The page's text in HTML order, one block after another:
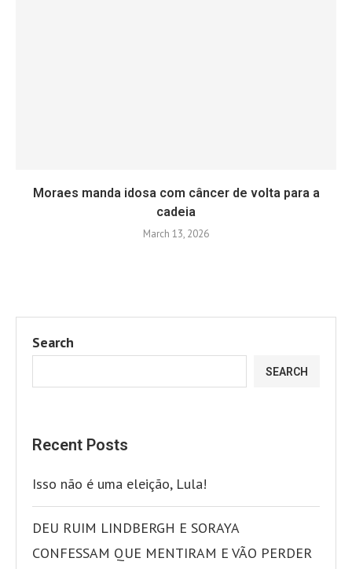
Moraes manda idosa com câncer de volta para a
cadeia
March 13, 2026
Search
SEARCH
Recent Posts
Isso não é uma eleição, Lula!
DEU RUIM LINDBERGH E SORAYA
CONFESSAM QUE MENTIRAM E VÃO PERDER